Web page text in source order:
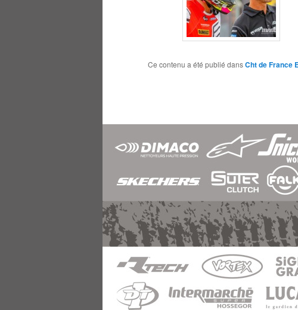
Ce contenu a été publié dansCht de France